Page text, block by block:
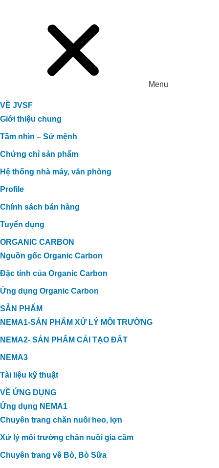
Menu
VỀ JVSF
Giới thiệu chung
Tầm nhìn – Sứ mệnh
Chứng chỉ sản phẩm
Hệ thống nhà máy, văn phòng
Profile
Chính sách bán hàng
Tuyển dụng
ORGANIC CARBON
Nguồn gốc Organic Carbon
Đặc tính của Organic Carbon
Ứng dụng Organic Carbon
SẢN PHẨM
NEMA1-SẢN PHẨM XỬ LÝ MÔI TRƯỜNG
NEMA2- SẢN PHẨM CẢI TẠO ĐẤT
NEMA3
Tài liệu kỹ thuật
VỀ ỨNG DỤNG
Ứng dụng NEMA1
Chuyên trang chăn nuôi heo, lợn
Xử lý môi trường chăn nuôi gia cầm
Chuyên trang về Bò, Bò Sữa
Cải Thiện Vườn Sầu Riêng Nhiễm